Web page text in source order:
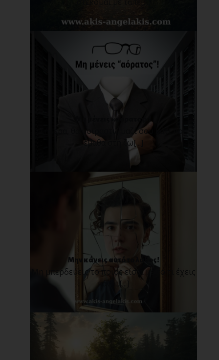
Μη μένεις «αόρατος»!
Σήμερα, θα μοιραστώ μαζί σου κάτι που
έμαθα στη ζω[...]
Μην κάνεις αυτό το λάθος!
Μη μπερδεύεις το ποιος είσαι με το τι έχεις
κάνει.[...]